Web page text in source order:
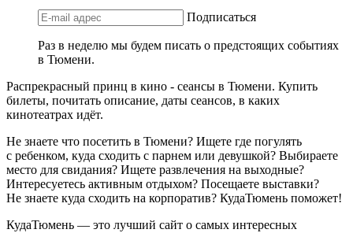
Подписаться
Раз в неделю мы будем писать о предстоящих событиях
в Тюмени.
Распрекрасный принц в кино - сеансы в Тюмени. Купить
билеты, почитать описание, даты сеансов, в каких
кинотеатрах идёт.
Не знаете что посетить в Тюмени? Ищете где погулять
с ребенком, куда сходить с парнем или девушкой? Выбираете
место для свидания? Ищете развлечения на выходные?
Интересуетесь активным отдыхом? Посещаете выставки?
Не знаете куда сходить на корпоратив? КудаТюмень поможет!
КудаТюмень — это лучший сайт о самых интересных